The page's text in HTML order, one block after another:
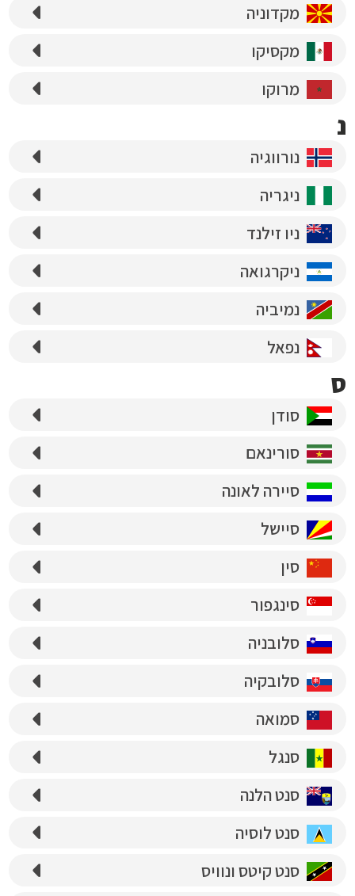
מקדוניה
מקסיקו
מרוקו
נ
נורווגיה
ניגריה
ניו זילנד
ניקרגואה
נמיביה
נפאל
ס
סודן
סורינאם
סיירה לאונה
סיישל
סין
סינגפור
סלובניה
סלובקיה
סמואה
סנגל
סנט הלנה
סנט לוסיה
סנט קיטס ונוויס